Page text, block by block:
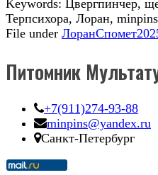
Keywords: Цвергпинчер,
Терпсихора, Лоран, minpins
File under Лоран
Питомник
+7(911)274-93-88
minpins@yandex.ru
Санкт-Петербург